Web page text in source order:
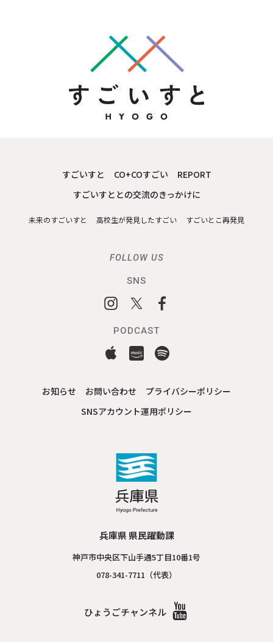
すごいすと CO+COすごい
REPORT
すごいすととの交流のきっかけに
未来のすごいすと 高校生が発見したすごい すごいとこ再発見
FOLLOW US
SNS
PODCAST
お知らせ お問い合わせ
プライバシーポリシー
SNSアカウント運用ポリシー
兵庫県 県民躍動課
神戸市中央区下山手通5丁目10番1号
078-341-7711（代表）
ひょうごチャンネル